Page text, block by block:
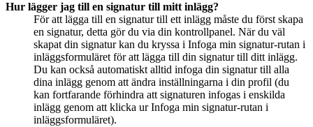
Hur lägger jag till en signatur till mitt inlägg?
För att lägga till en signatur till ett inlägg måste du först skapa
en signatur, detta gör du via din kontrollpanel. När du väl
skapat din signatur kan du kryssa i Infoga min signatur-rutan i
inläggsformuläret för att lägga till din signatur till ditt inlägg.
Du kan också automatiskt alltid infoga din signatur till alla
dina inlägg genom att ändra inställningarna i din profil (du
kan fortfarande förhindra att signaturen infogas i enskilda
inlägg genom att klicka ur Infoga min signatur-rutan i
inläggsformuläret).